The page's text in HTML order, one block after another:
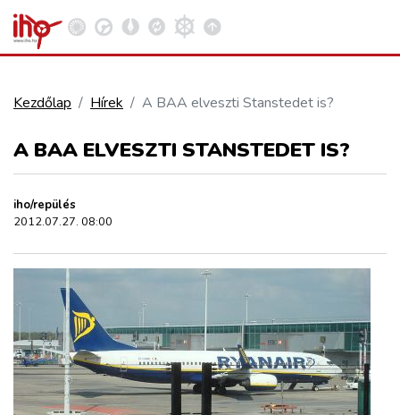
KÖZLEKEDÉSFEJLESZTÉS
ELLÁTÁSI LÁNC
ZÖLDÚT
Kezdőlap Hírek A BAA elveszti Stanstedet is?
A BAA ELVESZTI STANSTEDET IS?
iho/repülés
2012.07.27. 08:00